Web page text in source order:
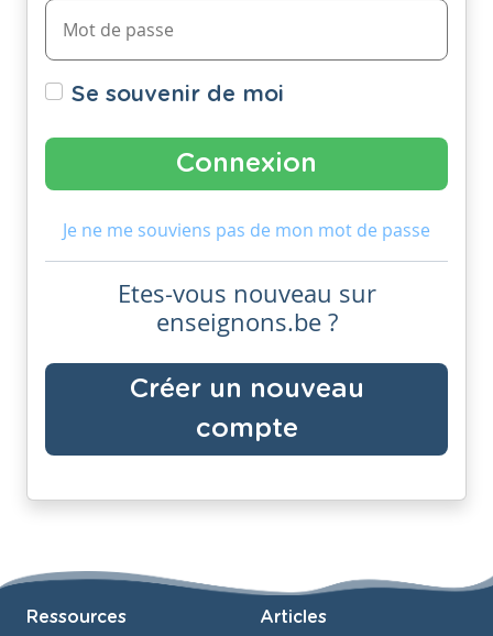
Se souvenir de moi
Je ne me souviens pas de mon mot de passe
Etes-vous nouveau sur
enseignons.be ?
Créer un nouveau
compte
Ressources Articles